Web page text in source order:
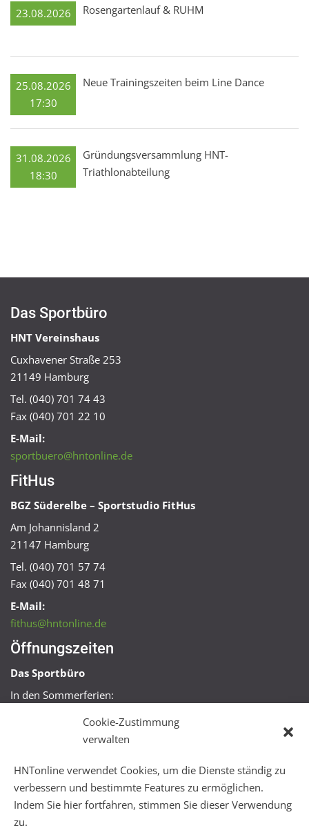
Cookie-Zustimmung
verwalten
HNTonline verwendet Cookies, um die Dienste ständig zu
verbessern und bestimmte Features zu ermöglichen.
Indem Sie hier fortfahren, stimmen Sie dieser Verwendung
zu.
23.08.2026 Rosengartenlauf & RUHM
25.08.2026
17:30
Neue Trainingszeiten beim Line Dance
31.08.2026
18:30
Gründungsversammlung HNT-
Triathlonabteilung
Das Sportbüro
HNT Vereinshaus
Cuxhavener Straße 253
21149 Hamburg
Tel. (040) 701 74 43
Fax (040) 701 22 10
E-Mail:
sportbuero@hntonline.de
FitHus
BGZ Süderelbe – Sportstudio FitHus
Am Johannisland 2
21147 Hamburg
Tel. (040) 701 57 74
Fax (040) 701 48 71
E-Mail:
fithus@hntonline.de
Öffnungszeiten
Das Sportbüro
In den Sommerferien:
Mo + Mi 16:00 – 18:00 Uhr
Mo – Fr 08:00 – 22:00 Uhr
Sa + So 10:00 – 18:00 Uhr